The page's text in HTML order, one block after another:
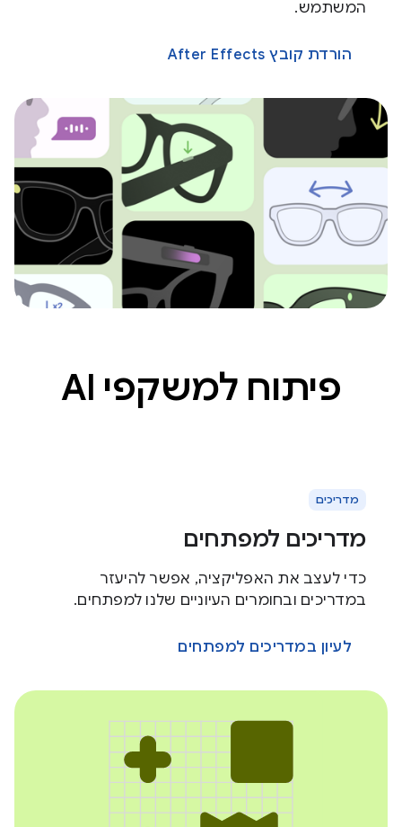
המשתמש.
הורדת קובץ After Effects
פיתוח למשקפי AI
מדריכים
מדריכים למפתחים
כדי לעצב את האפליקציה, אפשר להיעזר
במדריכים ובחומרים העיוניים שלנו למפתחים.
לעיון במדריכים למפתחים